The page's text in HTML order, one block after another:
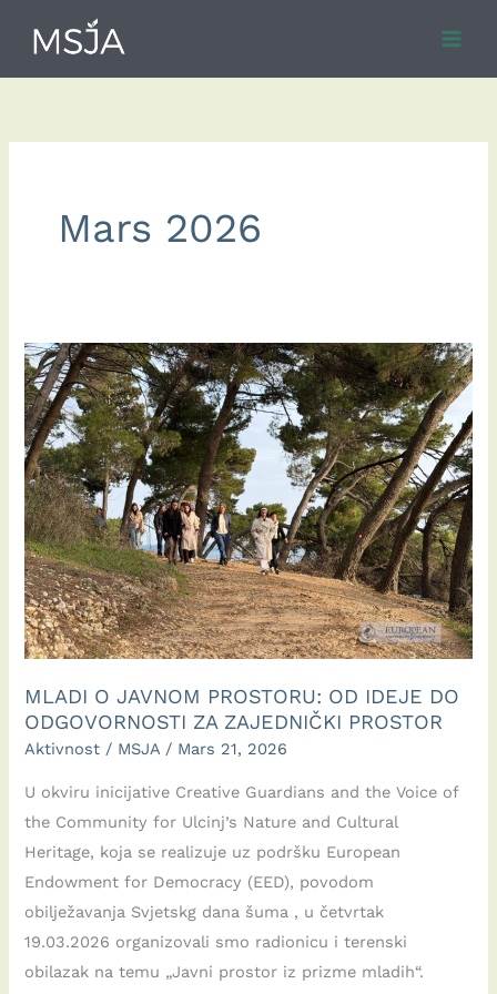
content
Mars 2026
MLADI O JAVNOM PROSTORU: OD IDEJE DO
ODGOVORNOSTI ZA ZAJEDNIČKI PROSTOR
Aktivnost / MSJA / Mars 21, 2026
U okviru inicijative Creative Guardians and the Voice of
the Community for Ulcinj’s Nature and Cultural
Heritage, koja se realizuje uz podršku European
Endowment for Democracy (EED), povodom
obilježavanja Svjetskg dana šuma , u četvrtak
19.03.2026 organizovali smo radionicu i terenski
obilazak na temu „Javni prostor iz prizme mladih“.